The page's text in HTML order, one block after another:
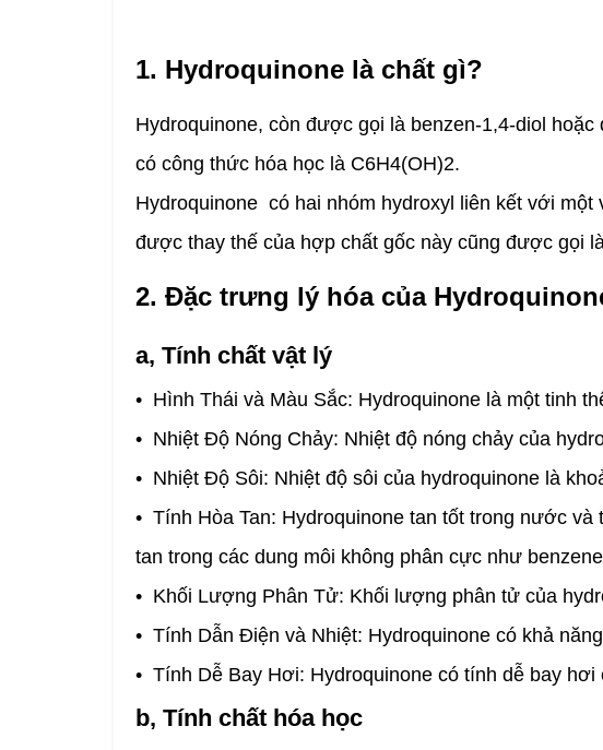
1. Hydroquinone là chất gì?
Hydroquinone, còn được gọi là benzen-1,4-diol
có công thức hóa học là C6H4(OH)2.
Hydroquinone có hai nhóm hydroxyl liên kết với
được thay thế của hợp chất gốc này cũng được gọi
2. Đặc trưng lý hóa của
a, Tính chất vật lý
• Hình Thái và Màu Sắc: Hydroquinone là một tinh
• Nhiệt Độ Nóng Chảy: Nhiệt độ nóng chảy của
• Nhiệt Độ Sôi: Nhiệt độ sôi của hydroquinone là
• Tính Hòa Tan: Hydroquinone tan tốt trong nước
tan trong các dung môi không phân cực như
• Khối Lượng Phân Tử: Khối lượng phân tử của
• Tính Dẫn Điện và Nhiệt: Hydroquinone có khả
• Tính Dễ Bay Hơi: Hydroquinone có tính dễ bay
b, Tính chất hóa học